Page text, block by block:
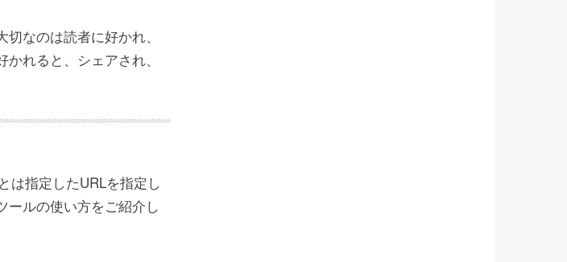
なのは読者に好かれ、
れると、シェアされ、
は指定したURLを指定し
ールの使い方をご紹介し